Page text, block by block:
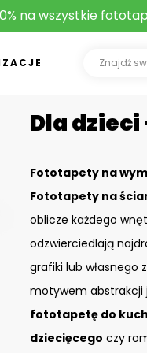
na wszystkie
Dla
Fototapety na
Fototapety na
oblicze każdego
odzwierciedlają
grafiki lub własnego
motywem abstrakcji
fototapetę do
dziecięcego czy